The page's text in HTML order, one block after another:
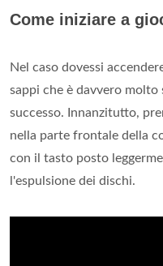
Come iniziare a
Nel caso dovessi
sappi che è davvero
successo. Innanzitutto,
nella parte frontale della
con il tasto posto
l'espulsione dei dischi.